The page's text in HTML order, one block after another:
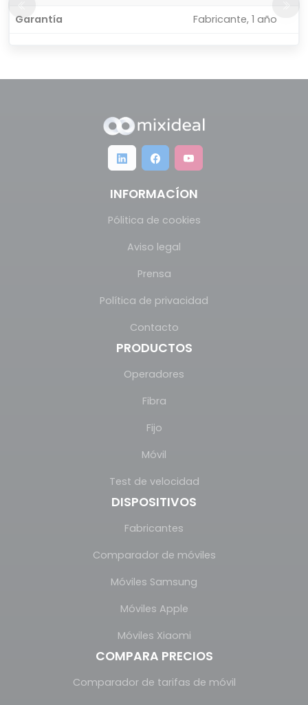
Garantía
Fabricante, 1 año
INFORMACÍON
Pólitica de cookies
Aviso legal
Prensa
Política de privacidad
Contacto
PRODUCTOS
Operadores
Fibra
Fijo
Móvil
Test de velocidad
DISPOSITIVOS
Fabricantes
Comparador de móviles
Móviles Samsung
Móviles Apple
Móviles Xiaomi
COMPARA PRECIOS
Comparador de tarifas de móvil